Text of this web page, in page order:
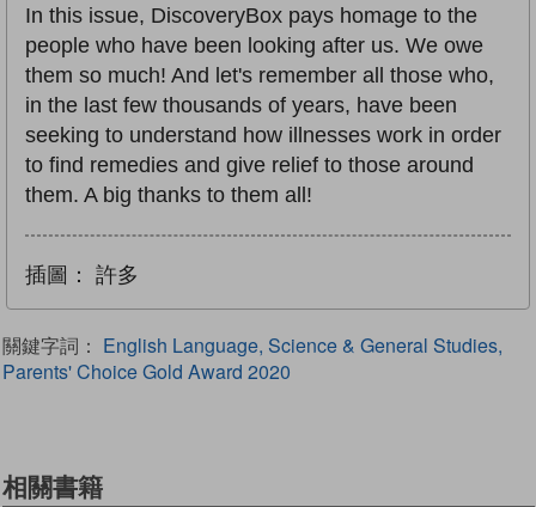
In this issue, DiscoveryBox pays homage to the
people who have been looking after us. We owe
them so much! And let's remember all those who,
in the last few thousands of years, have been
seeking to understand how illnesses work in order
to find remedies and give relief to those around
them. A big thanks to them all!
插圖： 許多
關鍵字詞： English Language, Science & General Studies,
Parents' Choice Gold Award 2020
相關書籍